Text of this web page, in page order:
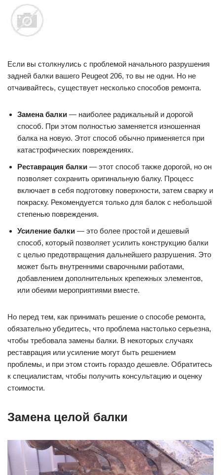
Если вы столкнулись с проблемой начального разрушения
задней балки вашего Peugeot 206, то вы не одни. Но не
отчаивайтесь, существует несколько способов ремонта.
Замена балки — наиболее радикальный и дорогой
способ. При этом полностью заменяется изношенная
балка на новую. Этот способ обычно применяется при
катастрофических повреждениях.
Реставрация балки — этот способ также дорогой, но он
позволяет сохранить оригинальную балку. Процесс
включает в себя подготовку поверхности, затем сварку и
покраску. Рекомендуется только для балок с небольшой
степенью повреждения.
Усиление балки — это более простой и дешевый
способ, который позволяет усилить конструкцию балки
с целью предотвращения дальнейшего разрушения. Это
может быть внутренними сварочными работами,
добавлением дополнительных крепежных элементов,
или обеими мероприятиями вместе.
Но перед тем, как принимать решение о способе ремонта,
обязательно убедитесь, что проблема настолько серьезна,
чтобы требовала замены балки. В некоторых случаях
реставрация или усиление могут быть решением
проблемы, и при этом стоить гораздо дешевле. Обратитесь
к специалистам, чтобы получить консультацию и оценку
стоимости.
Замена целой балки